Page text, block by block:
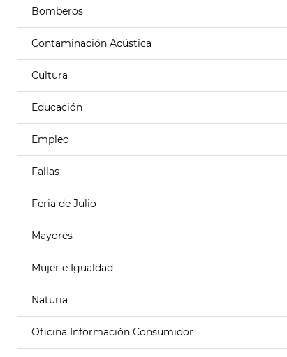
Bomberos
Contaminación Acústica
Cultura
Educación
Empleo
Fallas
Feria de Julio
Mayores
Mujer e Igualdad
Naturia
Oficina Información Consumidor